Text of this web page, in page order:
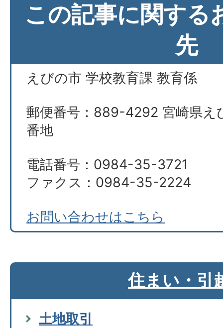
この記事に関する
先
えびの市 学校教育課 教育係
郵便番号：889-4292 宮崎県え
番地
電話番号：0984-35-3721
ファクス：0984-35-2224
お問い合わせはこちら
住まい・引
土地取引